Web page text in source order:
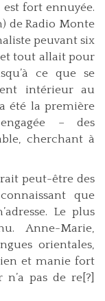
fort ennuyée.
de Radio Monte
peuvant six
tout allait pour
ce que se
intérieur au
été la première
– des
cherchant à
peut-être des
que
Le plus
Anne-Marie,
orientales,
et manie fort
pas de re[?]